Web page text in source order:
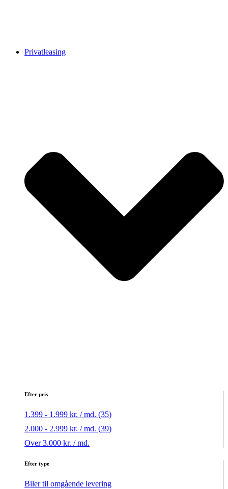
Privatleasing
Efter pris
1.399 - 1.999 kr. / md. (35)
2.000 - 2.999 kr. / md. (39)
Over 3.000 kr. / md.
Efter type
Biler til omgående levering